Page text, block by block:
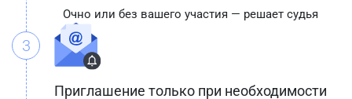
Очно или без вашего участия — решает судья
3
Приглашение только при необходимости